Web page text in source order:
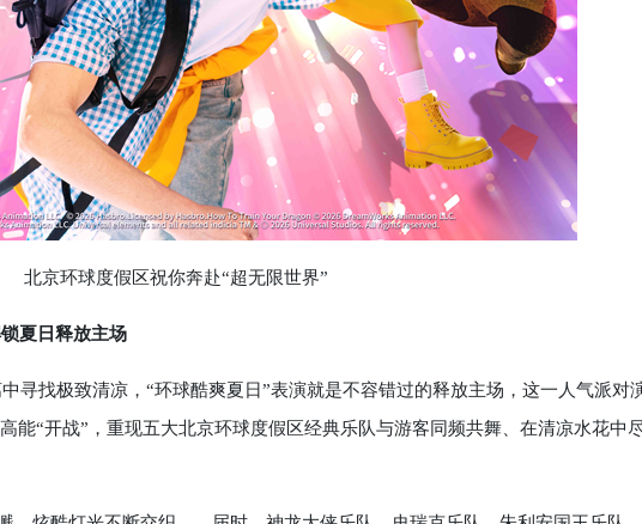
京环球度假区祝你奔赴“超无限世界”
夏日释放主场
找极致清凉，“环球酷爽夏日”表演就是不容错过的释放主场，这一人气派对
能“开战”，重现五大北京环球度假区经典乐队与游客同频共舞、在清凉水花中